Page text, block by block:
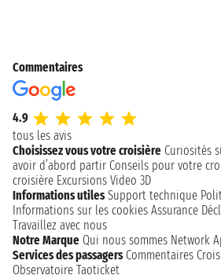
Commentaires
4.9
tous les avis
Choisissez vous votre croisière Curiosités
avoir d’abord partir Conseils pour votre
croisière Excursions Video 3D
Informations utiles Support technique
Informations sur les cookies Assurance
Travaillez avec nous
Notre Marque Qui nous sommes Network
Services des passagers Commentaires
Observatoire Taoticket